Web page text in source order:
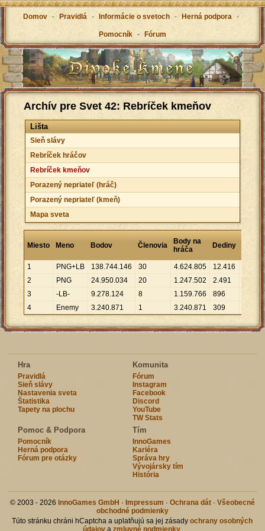
Domov - Pravidlá - Informácie o svetoch - Herná podpora -
Pomocník - Fórum
Archív pre Svet 42: Rebríček kmeňov
Lišta
Sieň slávy
Rebríček hráčov
Rebríček kmeňov
Porazený nepriateľ (hráč)
Porazený nepriateľ (kmeň)
Mapa sveta
Miesto Meno Bodov Členovia
Body na
hráča
Dediny
Bodov
dedinu
1
PNG+LB 138.744.146 30 4.624.805 12.416
175
2
PNG 24.950.034 20 1.247.502 2.491 10
3
-LB- 9.278.124 8 1.159.766 896 . 355
4
Enemy 3.240.871 1 3.240.871 309 10 488
Hra
Pravidlá
Sieň slávy
Nastavenia sveta
Štatistika
Tapety na plochu
Komunita
Fórum
Instagram
Facebook
Discord
YouTube
TW Stats
Pomoc & Podpora
Pomocník
Herná podpora
Fórum pre otázky
Tím
InnoGames
Kariéra
Správa hry
Vývojársky tím
História
© 2003 - 2026 InnoGames GmbH · Impressum · Ochrana dát· Všeobecné
obchodné podmienky
Túto stránku chráni hCaptcha a uplatňujú sa jej zásadyochrany osobných